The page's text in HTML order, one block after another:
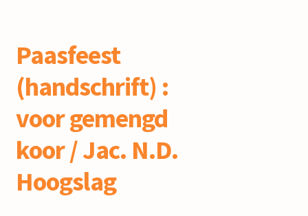
Paasfeest
(handschrift) :
voor gemengd
koor / Jac. N.D.
Hoogslag